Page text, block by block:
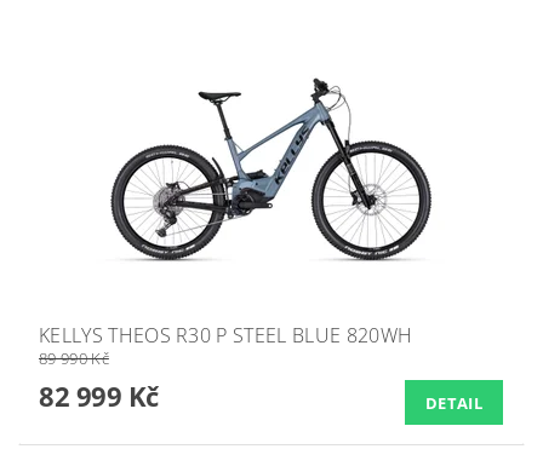
KELLYS THEOS R30 P STEEL BLUE 820WH
89 990 Kč
82 999 Kč DETAIL